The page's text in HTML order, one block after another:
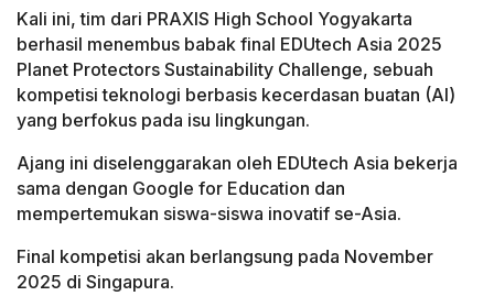
Kali ini, tim dari PRAXIS High School Yogyakarta
berhasil menembus babak final EDUtech Asia 2025
Planet Protectors Sustainability Challenge, sebuah
kompetisi teknologi berbasis kecerdasan buatan (AI)
yang berfokus pada isu lingkungan.
Ajang ini diselenggarakan oleh EDUtech Asia bekerja
sama dengan Google for Education dan
mempertemukan siswa-siswa inovatif se-Asia.
Final kompetisi akan berlangsung pada November
2025 di Singapura.